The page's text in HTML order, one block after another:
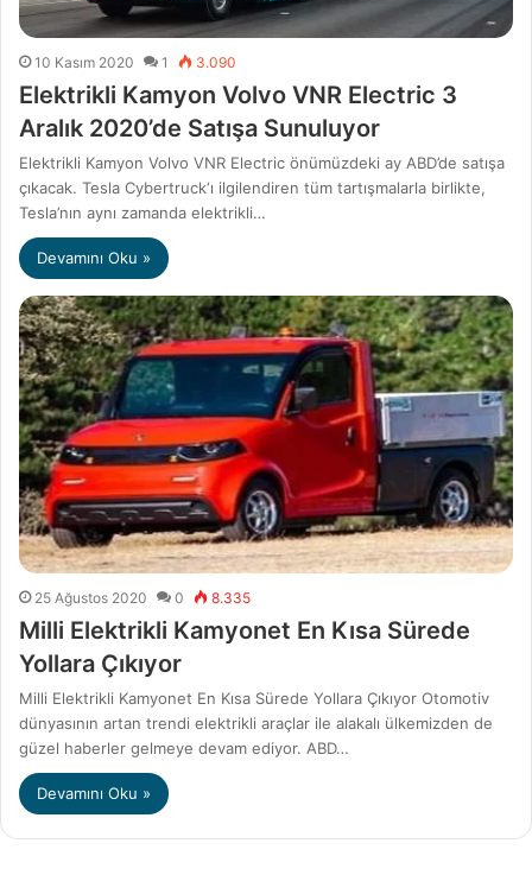
10 Kasım 2020 1 3.090
Elektrikli Kamyon Volvo VNR Electric 3
Aralık 2020’de Satışa Sunuluyor
Elektrikli Kamyon Volvo VNR Electric önümüzdeki ay ABD’de satışa
çıkacak. Tesla Cybertruck‘ı ilgilendiren tüm tartışmalarla birlikte,
Tesla’nın aynı zamanda elektrikli…
Devamını Oku »
25 Ağustos 2020 0 8.335
Milli Elektrikli Kamyonet En Kısa Sürede
Yollara Çıkıyor
Milli Elektrikli Kamyonet En Kısa Sürede Yollara Çıkıyor Otomotiv
dünyasının artan trendi elektrikli araçlar ile alakalı ülkemizden de
güzel haberler gelmeye devam ediyor. ABD…
Devamını Oku »